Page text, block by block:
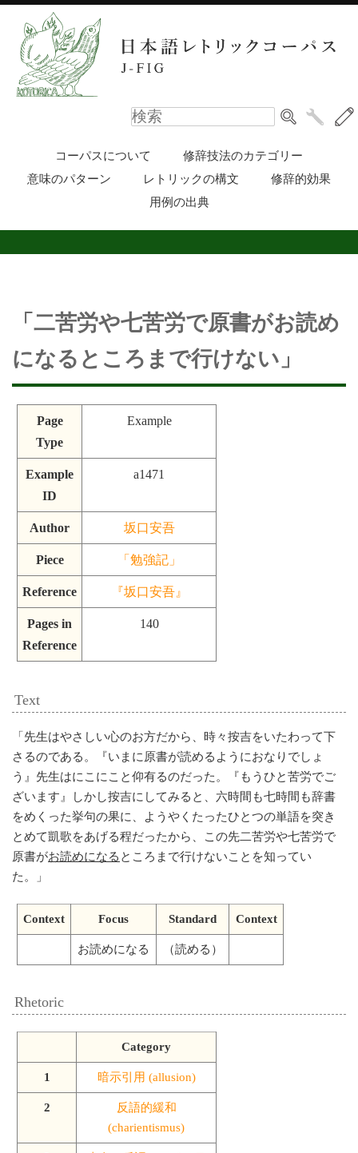
コーパスについて
修辞技法のカテゴリー
意味のパターン
レトリックの構文
修辞的効果
用例の出典
「二苦労や七苦労で原書がお読め
になるところまで行けない」
Page
Type
Example
Example
ID
a1471
Author 坂口安吾
Piece 「勉強記」
Reference 『坂口安吾』
Pages in
Reference
140
Text
「 先生はやさしい心のお方だから、時々按吉をいたわって下
さるのである。『いまに原書が読めるようにおなりでしょ
う』先生はにこにこと仰有るのだった。『もうひと苦労でご
ざいます』しかし按吉にしてみると、六時間も七時間も辞書
をめくった挙句の果に、ようやくたったひとつの単語を突き
とめて凱歌をあげる程だったから、この先二苦労や七苦労で
原書がお読めになる ところまで行けないことを知ってい
た。
」
Context Focus Standard Context
お読めになる （読める）
Rhetoric
Category
1 暗示引用 (allusion)
2
反語的緩和
(charientismus)